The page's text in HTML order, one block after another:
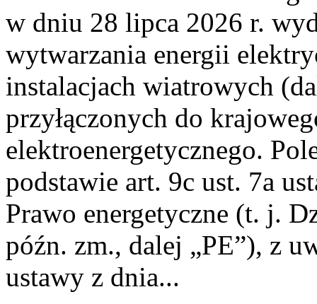
w dniu 28 lipca 2026 r.
wytwarzania energii
instalacjach wiatrowych
przyłączonych do
elektroenergetycznego.
podstawie art. 9c ust. 7a
Prawo energetyczne (t. j.
późn. zm., dalej „PE”), z
ustawy z dnia...